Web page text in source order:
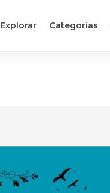
Explorar Categorias